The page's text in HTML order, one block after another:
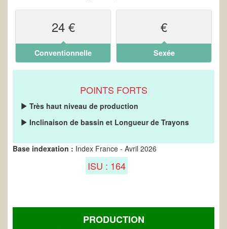
24 €
Conventionnelle
€
Sexée
POINTS FORTS
Très haut niveau de production
Inclinaison de bassin et Longueur de Trayons
Base indexation : Index France - Avril 2026
ISU : 164
PRODUCTION